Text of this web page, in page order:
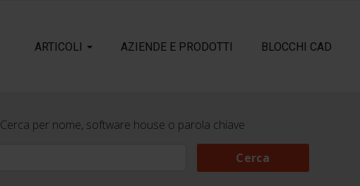
ARTICOLI AZIENDE E PRODOTTI BLOCCHI CAD
Cerca per nome, software house o parola chiave
Cerca